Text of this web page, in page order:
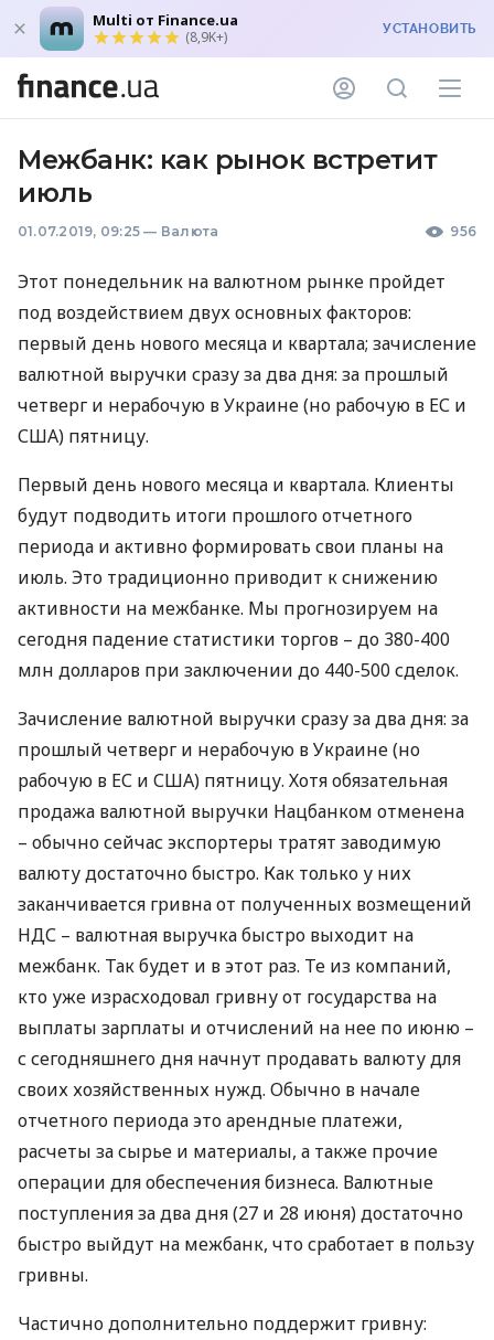
Multi от Finance.ua
(8,9K+) УСТАНОВИТЬ
Межбанк: как рынок встретит
июль
01.07.2019, 09:25 — Валюта 956
Этот понедельник на валютном рынке пройдет
под воздействием двух основных факторов:
первый день нового месяца и квартала; зачисление
валютной выручки сразу за два дня: за прошлый
четверг и нерабочую в Украине (но рабочую в ЕС и
США) пятницу.
Первый день нового месяца и квартала. Клиенты
будут подводить итоги прошлого отчетного
периода и активно формировать свои планы на
июль. Это традиционно приводит к снижению
активности на межбанке. Мы прогнозируем на
сегодня падение статистики торгов – до 380-400
млн долларов при заключении до 440-500 сделок.
Зачисление валютной выручки сразу за два дня: за
прошлый четверг и нерабочую в Украине (но
рабочую в ЕС и США) пятницу. Хотя обязательная
продажа валютной выручки Нацбанком отменена
– обычно сейчас экспортеры тратят заводимую
валюту достаточно быстро. Как только у них
заканчивается гривна от полученных возмещений
НДС – валютная выручка быстро выходит на
межбанк. Так будет и в этот раз. Те из компаний,
кто уже израсходовал гривну от государства на
выплаты зарплаты и отчислений на нее по июню –
с сегодняшнего дня начнут продавать валюту для
своих хозяйственных нужд. Обычно в начале
отчетного периода это арендные платежи,
расчеты за сырье и материалы, а также прочие
операции для обеспечения бизнеса. Валютные
поступления за два дня (27 и 28 июня) достаточно
быстро выйдут на межбанк, что сработает в пользу
гривны.
Частично дополнительно поддержит гривну: